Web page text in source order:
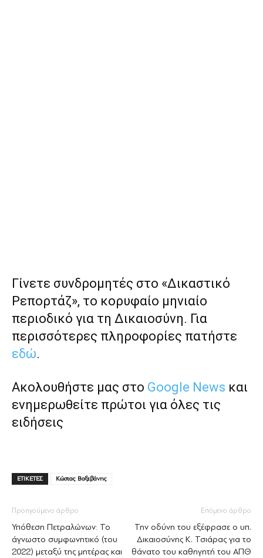
Γίνετε συνδρομητές στο «Δικαστικό
Ρεπορτάζ», το κορυφαίο μηνιαίο
περιοδικό για τη Δικαιοσύνη. Για
περισσότερες πληροφορίες πατήστε
εδώ.
Ακολουθήστε μας στο Google News και
ενημερωθείτε πρώτοι για όλες τις
ειδήσεις
ΕΤΙΚΕΤΕΣ Κώστας Βαξεβάνης
Προηγούμενο άρθρο
Υπόθεση Πετραλώνων: Το
άγνωστο συμφωνητικό (του
2022) μεταξύ της μητέρας και
Επόμενο άρθρο
Την οδύνη του εξέφρασε ο υπ.
Δικαιοσύνης Κ. Τσιάρας για το
θάνατο του καθηγητή του ΑΠΘ